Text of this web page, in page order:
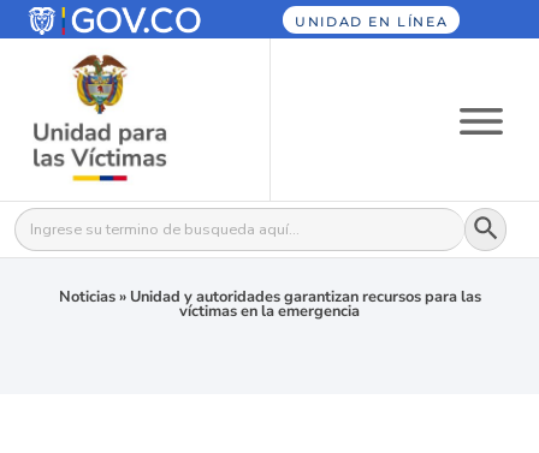
UNIDAD EN LÍNEA
Buscar: Botón
Noticias» Unidad y autoridades garantizan recursos para las
víctimas en la emergencia